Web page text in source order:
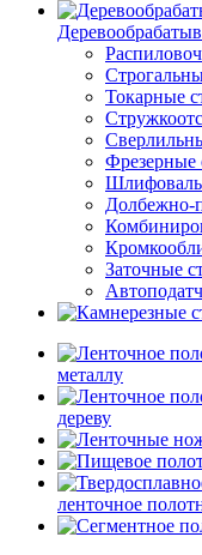
Токарные
Фрезерные
Долбежно-
Заточные
металлу
дереву
ленточное